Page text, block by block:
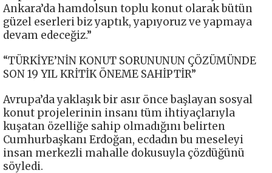
Ankara’da hamdolsun toplu konut olarak bütün
güzel eserleri biz yaptık, yapıyoruz ve yapmaya
devam edeceğiz.”
“TÜRKİYE’NİN KONUT SORUNUNUN ÇÖZÜMÜNDE
SON 19 YIL KRİTİK ÖNEME SAHİPTİR”
Avrupa’da yaklaşık bir asır önce başlayan sosyal
konut projelerinin insanı tüm ihtiyaçlarıyla
kuşatan özelliğe sahip olmadığını belirten
Cumhurbaşkanı Erdoğan, ecdadın bu meseleyi
insan merkezli mahalle dokusuyla çözdüğünü
söyledi.